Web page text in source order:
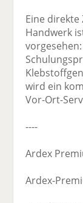
Eine
Handwerk
wird ein
Vor-Ort-
----
Ardex
Ardex-